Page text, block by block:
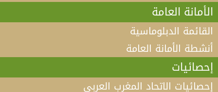
الأمانة العامة
القائمة الدبلوماسية
أنشطة الأمانة العامة
إحصائيات
إحصائيات الاتحاد المغرب العربي